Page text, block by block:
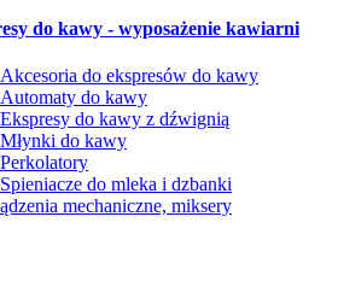
do kawy - wyposażenie kawiarni
Akcesoria do ekspresów do kawy
Automaty do kawy
Ekspresy do kawy z dźwignią
Młynki do kawy
Perkolatory
Spieniacze do mleka i dzbanki